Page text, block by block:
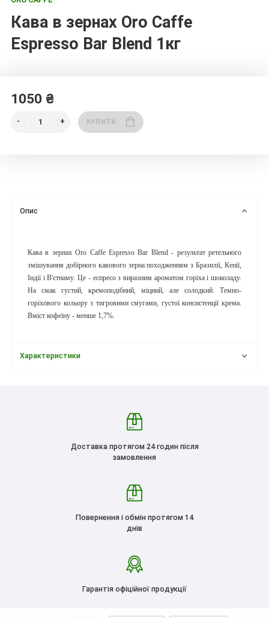
Кава в зернах Oro Caffe
Espresso Bar Blend 1кг
1050 ₴
КУПИТИ
Опис
Кава в зернах Oro Caffe Espresso Bar Blend - результат ретельного
змішування добірного кавового зерна походженням з Бразилії, Кенії,
Індії і В'єтнаму. Це - еспресо з виразним ароматом горіха і шоколаду.
На смак густий, кремоподібний, міцний, але солодкий. Темно-
горіхового кольору з тигровими смугами, густої консистенції крема.
Вміст кофеїну - менше 1,7%.
Характеристики
Доставка протягом 24 годин після
замовлення
Повернення і обмін протягом 14
днів
Гарантія офіційної продукції